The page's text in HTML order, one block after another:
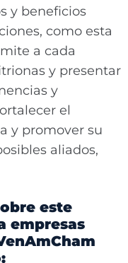
y beneficios
como esta
a cada
y presentar
y
el
y promover su
aliados,
este
empresas